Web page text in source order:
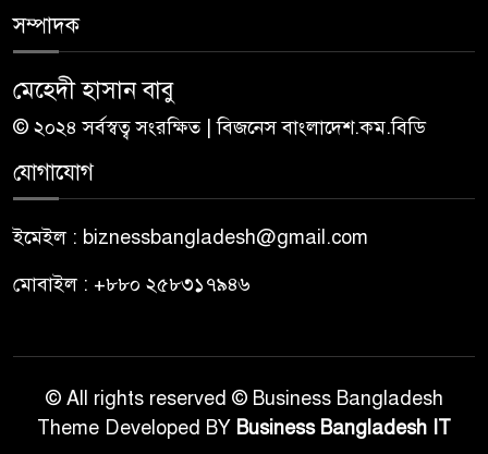
সম্পাদক
মেহেদী হাসান বাবু
© ২০২৪ সর্বস্বত্ব সংরক্ষিত | বিজনেস বাংলাদেশ.কম.বিডি
যোগাযোগ
ইমেইল : biznessbangladesh@gmail.com
মোবাইল : +৮৮০ ২৫৮৩১৭৯৪৬
© All rights reserved © Business Bangladesh
Theme Developed BY Business Bangladesh IT